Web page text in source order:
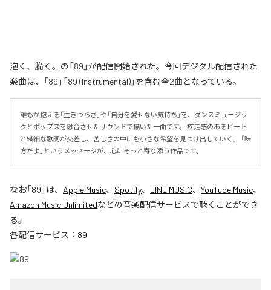
泡く、脆く。の「89」が配信開始された。今回デジタル配信された
楽曲は、「89」「89 (Instrumental)」を含む全2曲となっている。
誰もが抱える「生きづらさ」や「自分を愛せない気持ち」を、ダンスミュージッ
クとポップスを融合させたサウンドで描いた一曲です。 疾走感のあるビート
と繊細な歌詞が交差し、苦しさの中にも小さな希望を見つけ出していく。 「味
方だよ」というメッセージが、心にそっと寄り添う作品です。
なお「89 」は、 Apple Music、 Spotify、 LINE MUSIC、 YouTube Music、
Amazon Music Unlimitedなどの音楽配信サービスで聴くことができ
る。
各配信サービス： 89